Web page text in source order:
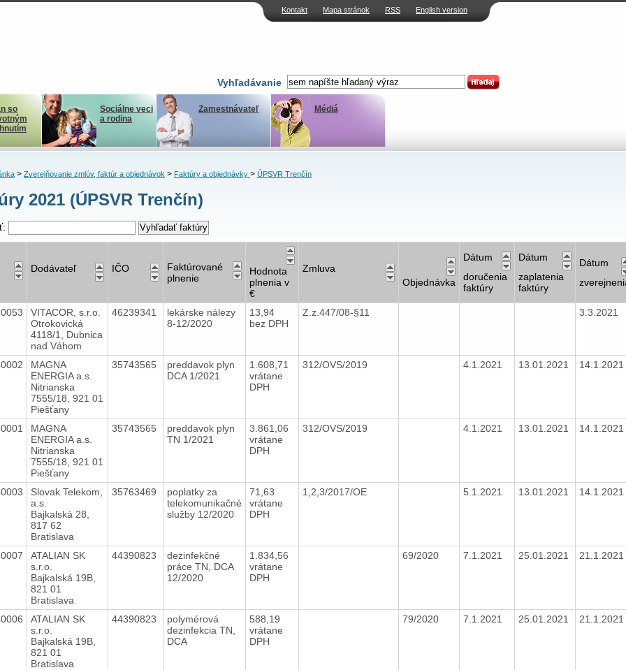
Kontakt Mapa stránok RSS English version
Vyhľadávanie
so
Sociálne veci
a rodina
Zamestnávateľ Médiá
> Zverejňovanie zmlúv, faktúr a objednávok> Faktúry a objednávky > ÚPSVR Trenčín
2021 (ÚPSVR Trenčín)
Dodávateľ IČO
Faktúrované
plnenie
Hodnota
plnenia v
€
Zmluva
Objednávka
Dátum
doručenia
faktúry
Dátum
zaplatenia
faktúry
Dátum
VITACOR, s.r.o.
Otrokovická
4118/1, Dubnica
nad Váhom
46239341
lekárske nálezy
8-12/2020
13,94
bez DPH
Z.z.447/08-§11 3.3.2021
MAGNA
ENERGIA a.s.
Nitrianska
7555/18, 921 01
Piešťany
35743565
preddavok plyn
DCA 1/2021
1.608,71
vrátane
DPH
312/OVS/2019 4.1.2021 13.01.2021 14.1.2021
MAGNA
ENERGIA a.s.
Nitrianska
7555/18, 921 01
Piešťany
35743565
preddavok plyn
TN 1/2021
3.861,06
vrátane
DPH
312/OVS/2019 4.1.2021 13.01.2021 14.1.2021
Slovak Telekom,
a.s.
Bajkalská 28,
817 62
Bratislava
35763469
poplatky za
telekomunikačné
služby 12/2020
71,63
vrátane
DPH
1,2,3/2017/OE 5.1.2021 13.01.2021 14.1.2021
ATALIAN SK
s.r.o.
Bajkalská 19B,
821 01
Bratislava
44390823
dezinfekčné
práce TN, DCA
12/2020
1.834,56
vrátane
DPH
69/2020 7.1.2021 25.01.2021 21.1.2021
ATALIAN SK
s.r.o.
Bajkalská 19B,
821 01
Bratislava
44390823
polymérová
dezinfekcia TN,
DCA
588,19
vrátane
DPH
79/2020 7.1.2021 25.01.2021 21.1.2021